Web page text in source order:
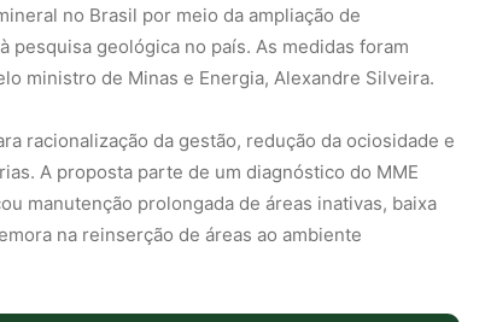
no Brasil por meio da ampliação de
geológica no país. As medidas foram
ministro de Minas e Energia, Alexandre Silveira.
racionalização da gestão, redução da ociosidade e
A proposta parte de um diagnóstico do MME
manutenção prolongada de áreas inativas, baixa
na reinserção de áreas ao ambiente